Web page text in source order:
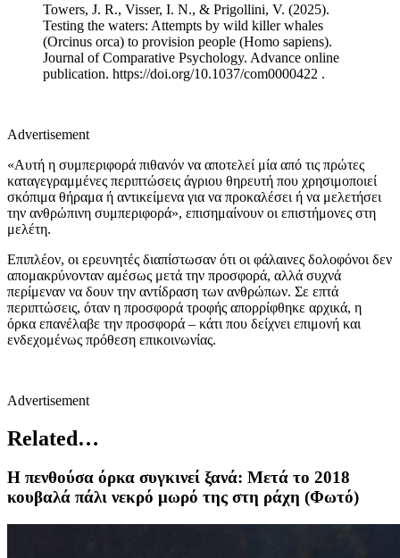
Towers, J. R., Visser, I. N., & Prigollini, V. (2025).
Testing the waters: Attempts by wild killer whales
(Orcinus orca) to provision people (Homo sapiens).
Journal of Comparative Psychology. Advance online
publication. https://doi.org/10.1037/com0000422 .
Advertisement
«Αυτή η συμπεριφορά πιθανόν να αποτελεί μία από τις πρώτες
καταγεγραμμένες περιπτώσεις άγριου θηρευτή που χρησιμοποιεί
σκόπιμα θήραμα ή αντικείμενα για να προκαλέσει ή να μελετήσει
την ανθρώπινη συμπεριφορά», επισημαίνουν οι επιστήμονες στη
μελέτη.
Επιπλέον, οι ερευνητές διαπίστωσαν ότι οι φάλαινες δολοφόνοι δεν
απομακρύνονταν αμέσως μετά την προσφορά, αλλά συχνά
περίμεναν να δουν την αντίδραση των ανθρώπων. Σε επτά
περιπτώσεις, όταν η προσφορά τροφής απορρίφθηκε αρχικά, η
όρκα επανέλαβε την προσφορά – κάτι που δείχνει επιμονή και
ενδεχομένως πρόθεση επικοινωνίας.
Advertisement
Related…
Η πενθούσα όρκα συγκινεί ξανά: Μετά το 2018
κουβαλά πάλι νεκρό μωρό της στη ράχη (Φωτό)